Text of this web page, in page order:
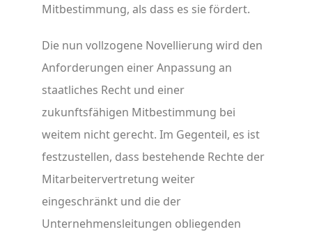
Mitbestimmung, als dass es sie fördert.
Die nun vollzogene Novellierung wird den
Anforderungen einer Anpassung an
staatliches Recht und einer
zukunftsfähigen Mitbestimmung bei
weitem nicht gerecht. Im Gegenteil, es ist
festzustellen, dass bestehende Rechte der
Mitarbeitervertretung weiter
eingeschränkt und die der
Unternehmensleitungen obliegenden